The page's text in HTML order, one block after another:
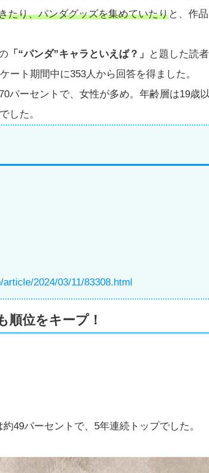
たり、パンダグッズを集めていたりと、作
「“パンダ”キャラといえば？」
と題した読
ート期間中に353人から回答を得ました。
パーセントで、女性が多め。年齢層は19歳
した。
2024/03/11/83308.html
順位をキープ！
49パーセントで、5年連続トップでした。